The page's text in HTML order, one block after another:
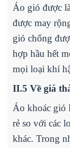
Áo gió được
được may
gió chống
hợp hầu hết
mọi loại khí
II.5 Về giá
Áo khoác gió
rẻ so với các
khác. Trong